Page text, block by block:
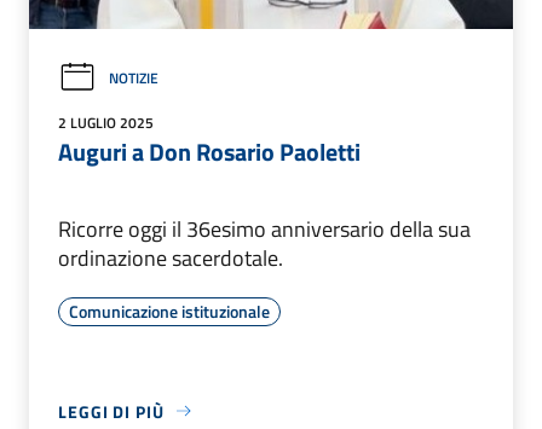
NOTIZIE
2 LUGLIO 2025
Auguri a Don Rosario Paoletti
Ricorre oggi il 36esimo anniversario della sua
ordinazione sacerdotale.
Comunicazione istituzionale
LEGGI DI PIÙ